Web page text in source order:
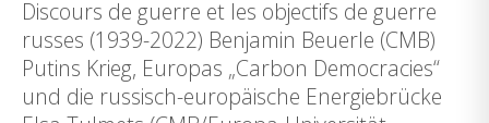
Discours de guerre et les objectifs de guerre
russes (1939-2022) Benjamin Beuerle (CMB)
Putins Krieg, Europas „Carbon Democracies“
und die russisch-europäische Energiebrücke